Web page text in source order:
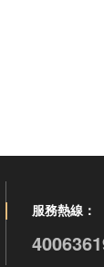
服務熱線：